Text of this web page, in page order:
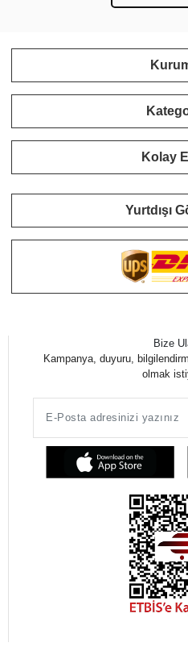
Kolay
Yurtdışı
Bize
Kampanya, duyuru,
olmak